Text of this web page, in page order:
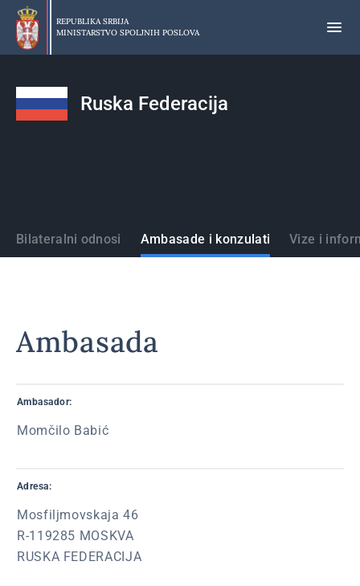
Preskoči
glavni
deo
REPUBLIKA SRBIJA
MINISTARSTVO SPOLJNIH POSLOVA
Ruska Federacija
Države
Bilateralni odnosi Ambasade i konzulati Vize i
Ambasada
Ambasador:
Momčilo Babić
Adresa:
Mosfiljmovskaja 46
R-119285 MOSKVA
RUSKA FEDERACIJA